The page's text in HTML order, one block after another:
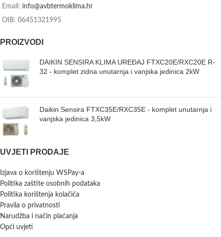
Email: info@avbtermoklima.hr
OIB: 06451321995
PROIZVODI
DAIKIN SENSIRA KLIMA UREĐAJ FTXC20E/RXC20E R-
32 - komplet zidna unutarnja i vanjska jedinica 2kW
Daikin Sensira FTXC35E/RXC35E - komplet unutarnja i
vanjska jedinica 3,5kW
UVJETI PRODAJE
Izjava o korištenju WSPay-a
Politika zaštite osobnih podataka
Politika korištenja kolačića
Pravila o privatnosti
Narudžba i način plaćanja
Opći uvjeti